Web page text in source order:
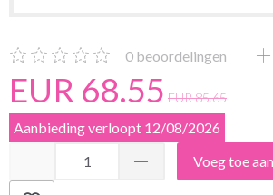
0 beoordelingen
EUR 68.55 EUR 85.65
Aanbieding verloopt 12/08/2026
Voeg toe